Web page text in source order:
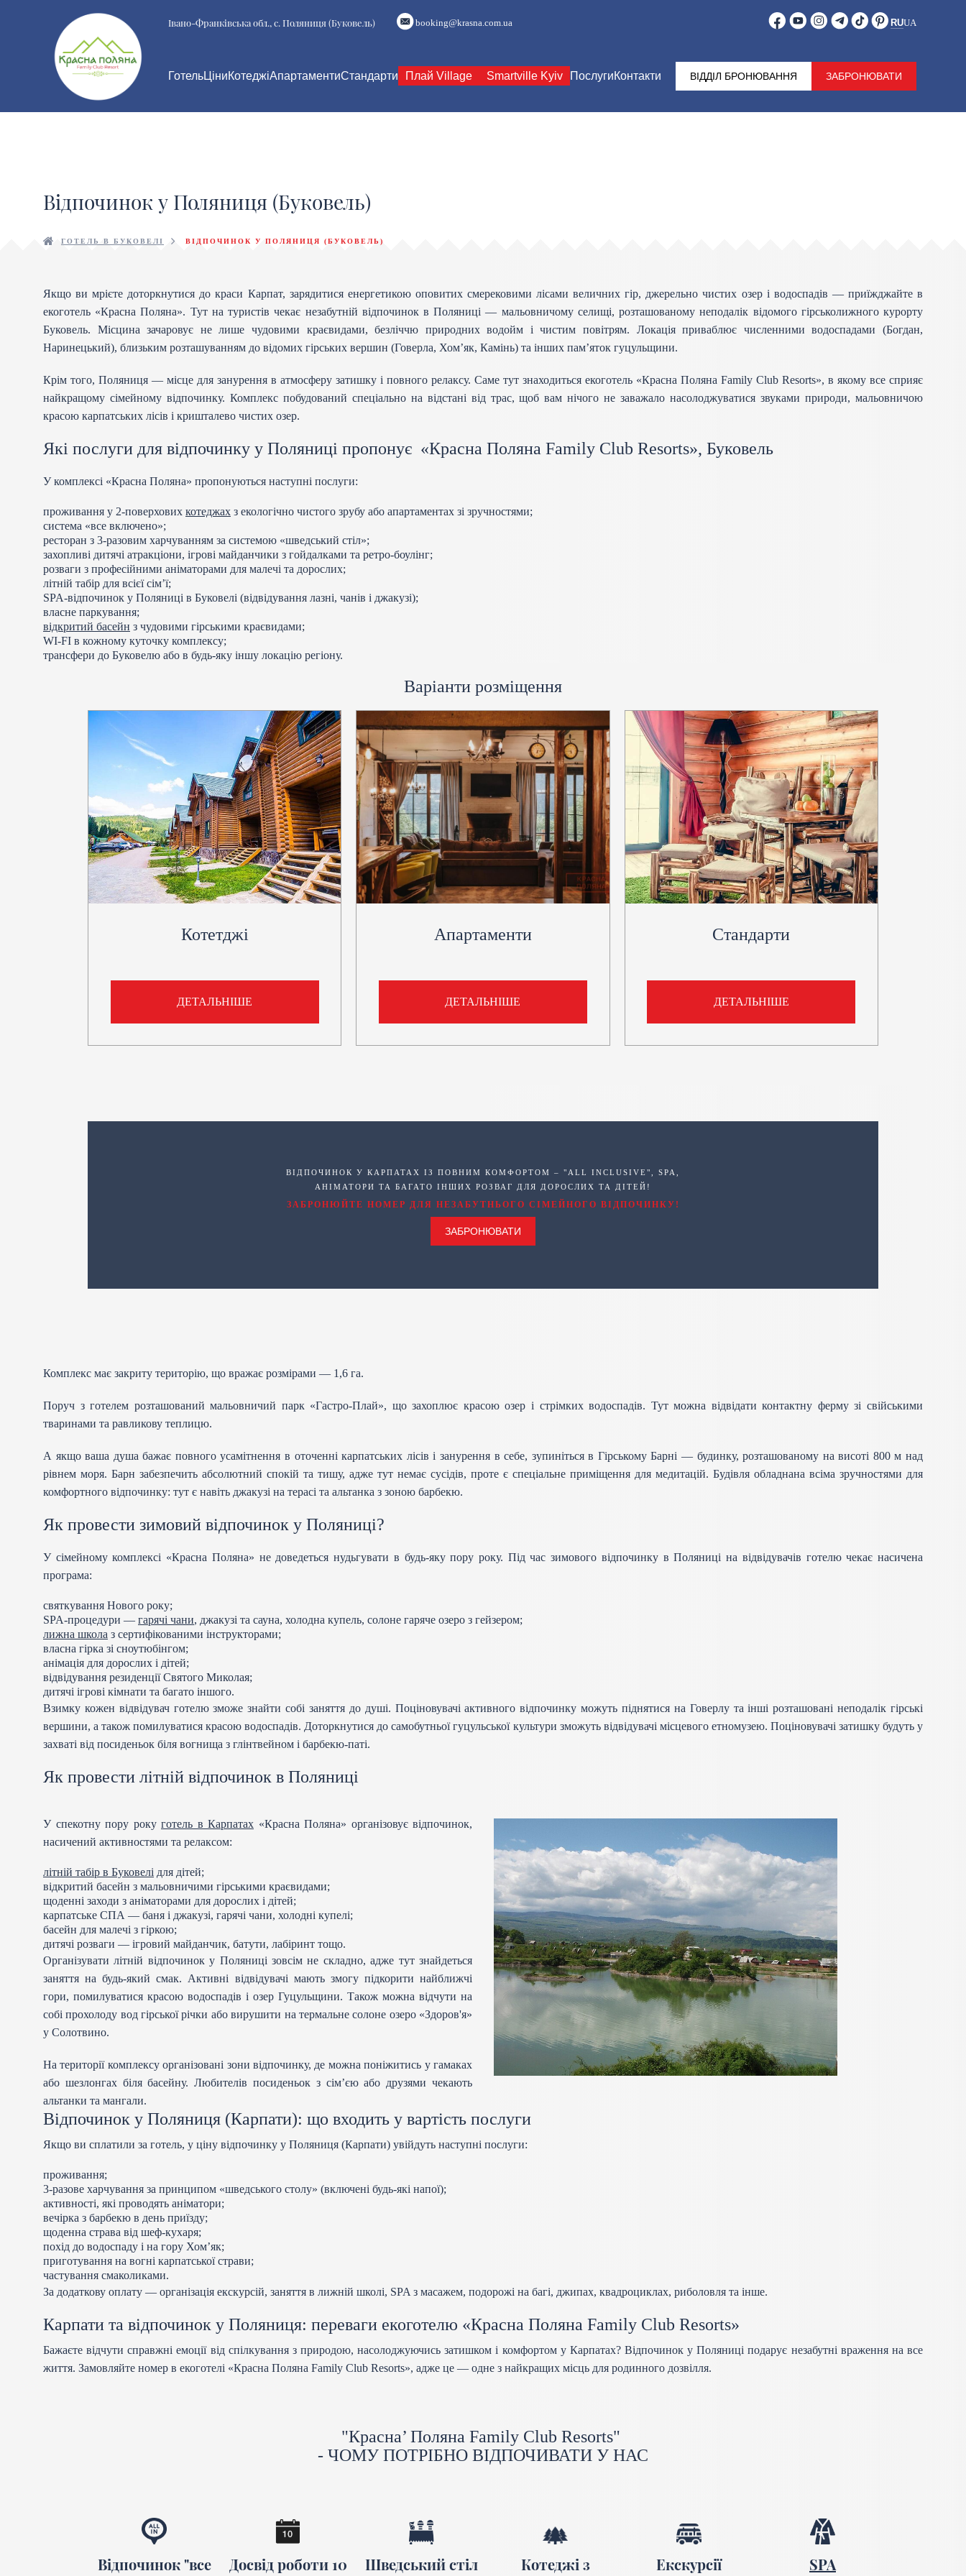
Івано-Франківська обл., с. Поляниця (Буковель) booking@krasna.com.ua RUUA
ГотельЦіниКотеджіАпартаментиСтандарти Плай Village Smartville Kyiv ПослугиКонтакти ВІДДІЛ БРОНЮВАННЯ ЗАБРОНЮВАТИ
Відпочинок у Поляниця (Буковель)
ГОТЕЛЬ В БУКОВЕЛІ ВІДПОЧИНОК У ПОЛЯНИЦЯ (БУКОВЕЛЬ)
Якщо ви мрієте доторкнутися до краси Карпат, зарядитися енергетикою оповитих смерековими лісами величних гір, джерельно чистих озер і водоспадів — приїжджайте в
екоготель «Красна Поляна». Тут на туристів чекає незабутній відпочинок в Поляниці — мальовничому селищі, розташованому неподалік відомого гірськолижного курорту
Буковель. Місцина зачаровує не лише чудовими краєвидами, безліччю природних водойм і чистим повітрям. Локація приваблює численними водоспадами (Богдан,
Наринецький), близьким розташуванням до відомих гірських вершин (Говерла, Хом’як, Камінь) та інших пам’яток гуцульщини.
Крім того, Поляниця — місце для занурення в атмосферу затишку і повного релаксу. Саме тут знаходиться екоготель «Красна Поляна Family Club Resorts», в якому все сприяє
найкращому сімейному відпочинку. Комплекс побудований спеціально на відстані від трас, щоб вам нічого не заважало насолоджуватися звуками природи, мальовничою
красою карпатських лісів і кришталево чистих озер.
Які послуги для відпочинку у Поляниці пропонує «Красна Поляна Family Club Resorts», Буковель
У комплексі «Красна Поляна» пропонуються наступні послуги:
проживання у 2-поверхових котеджах з екологічно чистого зрубу або апартаментах зі зручностями;
система «все включено»;
ресторан з 3-разовим харчуванням за системою «шведський стіл»;
захопливі дитячі атракціони, ігрові майданчики з гойдалками та ретро-боулінг;
розваги з професійними аніматорами для малечі та дорослих;
літній табір для всієї сім’ї;
SPA-відпочинок у Поляниці в Буковелі (відвідування лазні, чанів і джакузі);
власне паркування;
відкритий басейн з чудовими гірськими краєвидами;
WI-FI в кожному куточку комплексу;
трансфери до Буковелю або в будь-яку іншу локацію регіону.
Варіанти розміщення
Котетджі
ДЕТАЛЬНІШЕ
Апартаменти
ДЕТАЛЬНІШЕ
Стандарти
ДЕТАЛЬНІШЕ
ВІДПОЧИНОК У КАРПАТАХ ІЗ ПОВНИМ КОМФОРТОМ – "ALL INCLUSIVE", SPA,
АНІМАТОРИ ТА БАГАТО ІНШИХ РОЗВАГ ДЛЯ ДОРОСЛИХ ТА ДІТЕЙ!
ЗАБРОНЮЙТЕ НОМЕР ДЛЯ НЕЗАБУТНЬОГО СІМЕЙНОГО ВІДПОЧИНКУ!
ЗАБРОНЮВАТИ
Комплекс має закриту територію, що вражає розмірами — 1,6 га.
Поруч з готелем розташований мальовничий парк «Гастро-Плай», що захоплює красою озер і стрімких водоспадів. Тут можна відвідати контактну ферму зі свійськими
тваринами та равликову теплицю.
А якщо ваша душа бажає повного усамітнення в оточенні карпатських лісів і занурення в себе, зупиніться в Гірському Барні — будинку, розташованому на висоті 800 м над
рівнем моря. Барн забезпечить абсолютний спокій та тишу, адже тут немає сусідів, проте є спеціальне приміщення для медитацій. Будівля обладнана всіма зручностями для
комфортного відпочинку: тут є навіть джакузі на терасі та альтанка з зоною барбекю.
Як провести зимовий відпочинок у Поляниці?
У сімейному комплексі «Красна Поляна» не доведеться нудьгувати в будь-яку пору року. Під час зимового відпочинку в Поляниці на відвідувачів готелю чекає насичена
програма:
святкування Нового року;
SPA-процедури — гарячі чани, джакузі та сауна, холодна купель, солоне гаряче озеро з гейзером;
лижна школа з сертифікованими інструкторами;
власна гірка зі сноутюбінгом;
анімація для дорослих і дітей;
відвідування резиденції Святого Миколая;
дитячі ігрові кімнати та багато іншого.
Взимку кожен відвідувач готелю зможе знайти собі заняття до душі. Поціновувачі активного відпочинку можуть піднятися на Говерлу та інші розташовані неподалік гірські
вершини, а також помилуватися красою водоспадів. Доторкнутися до самобутньої гуцульської культури зможуть відвідувачі місцевого етномузею. Поціновувачі затишку будуть у
захваті від посиденьок біля вогнища з глінтвейном і барбекю-паті.
Як провести літній відпочинок в Поляниці
У спекотну пору року готель в Карпатах «Красна Поляна» організовує відпочинок,
насичений активностями та релаксом:
літній табір в Буковелі для дітей;
відкритий басейн з мальовничими гірськими краєвидами;
щоденні заходи з аніматорами для дорослих і дітей;
карпатське СПА — баня і джакузі, гарячі чани, холодні купелі;
басейн для малечі з гіркою;
дитячі розваги — ігровий майданчик, батути, лабіринт тощо.
Організувати літній відпочинок у Поляниці зовсім не складно, адже тут знайдеться
заняття на будь-який смак. Активні відвідувачі мають змогу підкорити найближчі
гори, помилуватися красою водоспадів і озер Гуцульщини. Також можна відчути на
собі прохолоду вод гірської річки або вирушити на термальне солоне озеро «Здоров'я»
у Солотвино.
На території комплексу організовані зони відпочинку, де можна поніжитись у гамаках
або шезлонгах біля басейну. Любителів посиденьок з сім’єю або друзями чекають
альтанки та мангали.
Відпочинок у Поляниця (Карпати): що входить у вартість послуги
Якщо ви сплатили за готель, у ціну відпочинку у Поляниця (Карпати) увійдуть наступні послуги:
проживання;
3-разове харчування за принципом «шведського столу» (включені будь-які напої);
активності, які проводять аніматори;
вечірка з барбекю в день приїзду;
щоденна страва від шеф-кухаря;
похід до водоспаду і на гору Хомʼяк;
приготування на вогні карпатської страви;
частування смаколиками.
За додаткову оплату — організація екскурсій, заняття в лижній школі, SPA з масажем, подорожі на багі, джипах, квадроциклах, риболовля та інше.
Карпати та відпочинок у Поляниця: переваги екоготелю «Красна Поляна Family Club Resorts»
Бажаєте відчути справжні емоції від спілкування з природою, насолоджуючись затишком і комфортом у Карпатах? Відпочинок у Поляниці подарує незабутні враження на все
життя. Замовляйте номер в екоготелі «Красна Поляна Family Club Resorts», адже це — одне з найкращих місць для родинного дозвілля.
"Красна’ Поляна Family Club Resorts"
- ЧОМУ ПОТРІБНО ВІДПОЧИВАТИ У НАС
Відпочинок "все
Досвід роботи 10
Шведський стіл
Котеджі з
Екскурсії SPA